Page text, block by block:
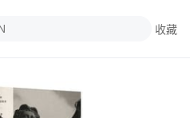
收藏